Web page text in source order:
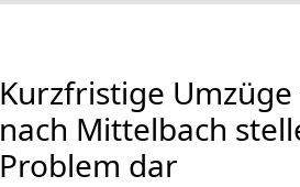
Kurzfristige
nach Mittelbach
Problem dar